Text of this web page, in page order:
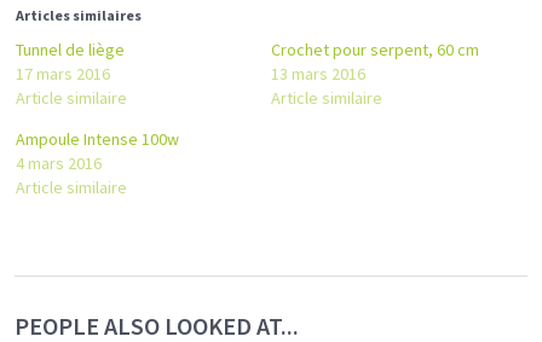
Articles similaires
Tunnel de liège
17 mars 2016
Article similaire
Crochet pour serpent, 60 cm
13 mars 2016
Article similaire
Ampoule Intense 100w
4 mars 2016
Article similaire
PEOPLE ALSO LOOKED AT...